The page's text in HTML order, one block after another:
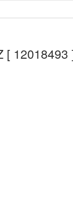
[ 12018493